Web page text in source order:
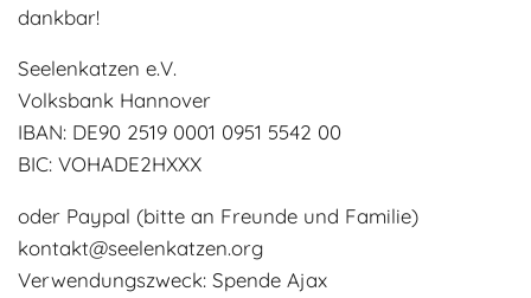
dankbar!
Seelenkatzen e.V.
Volksbank Hannover
IBAN: DE90 2519 0001 0951 5542 00
BIC: VOHADE2HXXX
oder Paypal (bitte an Freunde und Familie)
kontakt@seelenkatzen.org
Verwendungszweck: Spende Ajax